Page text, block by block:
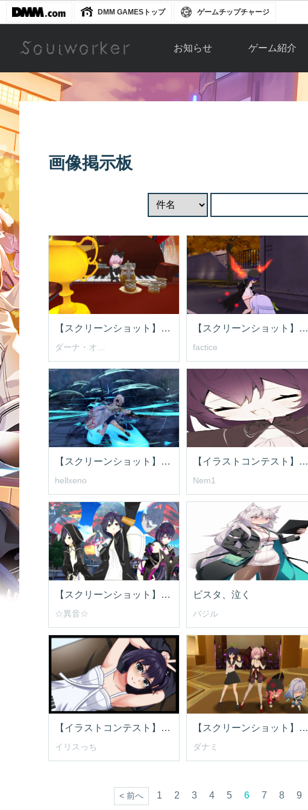
DMM GAMESトップ ゲームチップチャージ
お知らせ
お知らせ一覧
ゲーム紹介
ソウルワーカー
アップデート履
歴
画像掲示板
【スクリーンショット】今日のおやつは何にしょうかな～
ダーナ・オピニー
【スクリーンショット】迷子？大丈夫？
factice
【スクリーンショット】ダーナちゃん
hellxeno
【イラストコンテスト】笑顔
Nem1
【スクリーンショット】貴方はどのダーナの結末を見守る？
☆異音☆
ビスタ、泣く
バジル
【イラストコンテスト】いぇい！
イリスっち
【スクリーンショット】ツインダーナ!!
ダナミ
< 前へ 1 2 3 4 5 6 7 8 9